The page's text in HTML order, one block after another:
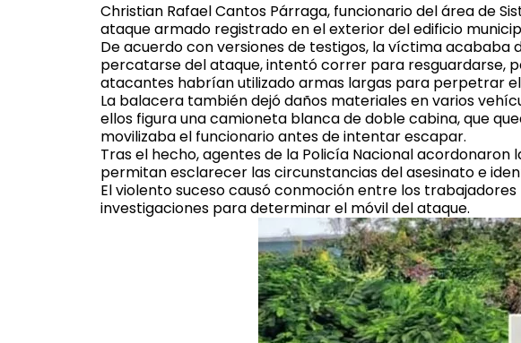
Christian Rafael Cantos Párraga, funcionario del área de
ataque armado registrado en el exterior del edificio
De acuerdo con versiones de testigos, la víctima
percatarse del ataque, intentó correr para resguardarse,
atacantes habrían utilizado armas largas para perpetrar
La balacera también dejó daños materiales en varios
ellos figura una camioneta blanca de doble cabina, que
movilizaba el funcionario antes de intentar escapar.
Tras el hecho, agentes de la Policía Nacional
permitan esclarecer las circunstancias del asesinato e
El violento suceso causó conmoción entre los
investigaciones para determinar el móvil del ataque.